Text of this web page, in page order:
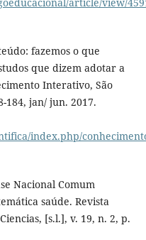
fazemos o que
que dizem adotar a
Interativo, São
184, jan/ jun. 2017.
index.php/
Nacional Comum
saúde. Revista
[s.l.], v. 19, n. 2, p.